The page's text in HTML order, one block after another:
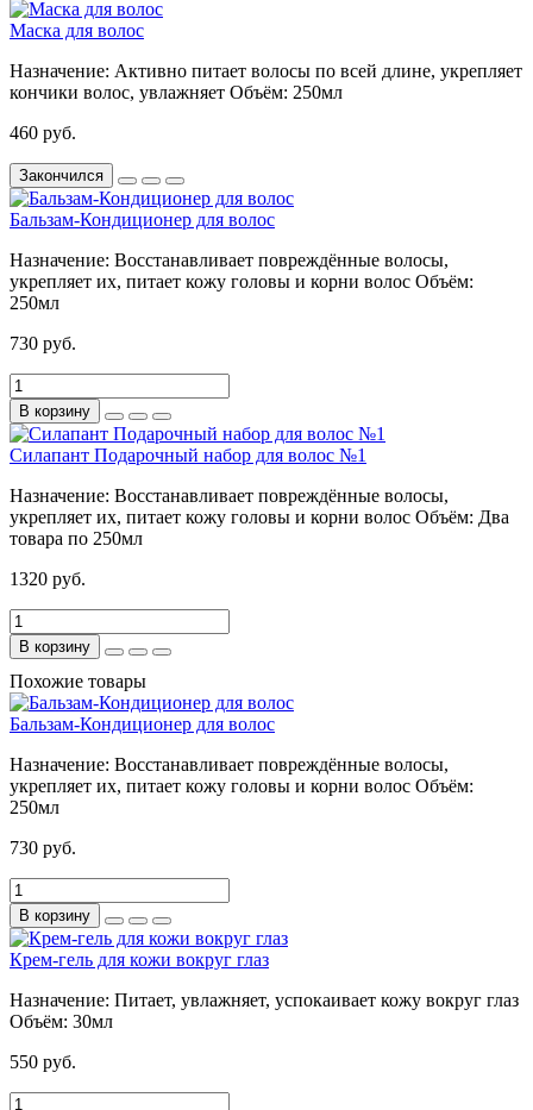
Маска для волос
Назначение: Активно питает волосы по всей длине, укрепляет
кончики волос, увлажняет Объём: 250мл
460 руб.
Закончился
Бальзам-Кондиционер для волос
Назначение: Восстанавливает повреждённые волосы,
укрепляет их, питает кожу головы и корни волос Объём:
250мл
730 руб.
В корзину
Силапант Подарочный набор для волос №1
Назначение: Восстанавливает повреждённые волосы,
укрепляет их, питает кожу головы и корни волос Объём: Два
товара по 250мл
1320 руб.
В корзину
Похожие товары
Бальзам-Кондиционер для волос
Назначение: Восстанавливает повреждённые волосы,
укрепляет их, питает кожу головы и корни волос Объём:
250мл
730 руб.
В корзину
Крем-гель для кожи вокруг глаз
Назначение: Питает, увлажняет, успокаивает кожу вокруг глаз
Объём: 30мл
550 руб.